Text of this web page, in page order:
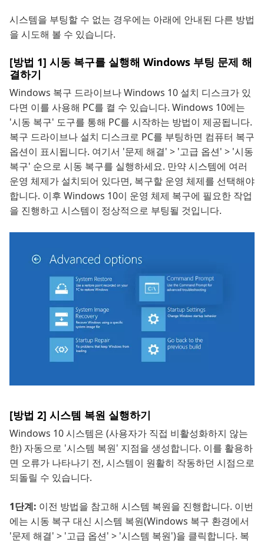
시스템을 부팅할 수 없는 경우에는 아래에 안내된 다른 방법
을 시도해 볼 수 있습니다.
[방법 1] 시동 복구를 실행해 Windows 부팅 문제 해
결하기
Windows 복구 드라이브나 Windows 10 설치 디스크가 있
다면 이를 사용해 PC를 켤 수 있습니다. Windows 10에는
'시동 복구' 도구를 통해 PC를 시작하는 방법이 제공됩니다.
복구 드라이브나 설치 디스크로 PC를 부팅하면 컴퓨터 복구
옵션이 표시됩니다. 여기서 '문제 해결' > '고급 옵션' > '시동
복구' 순으로 시동 복구를 실행하세요. 만약 시스템에 여러
운영 체제가 설치되어 있다면, 복구할 운영 체제를 선택해야
합니다. 이후 Windows 10이 운영 체제 복구에 필요한 작업
을 진행하고 시스템이 정상적으로 부팅될 것입니다.
[방법 2] 시스템 복원 실행하기
Windows 10 시스템은 (사용자가 직접 비활성화하지 않는
한) 자동으로 '시스템 복원' 지점을 생성합니다. 이를 활용하
면 오류가 나타나기 전, 시스템이 원활히 작동하던 시점으로
되돌릴 수 있습니다.
1단계: 이전 방법을 참고해 시스템 복원을 진행합니다. 이번
에는 시동 복구 대신 시스템 복원(Windows 복구 환경에서
'문제 해결' > '고급 옵션' > '시스템 복원')을 클릭합니다. 복